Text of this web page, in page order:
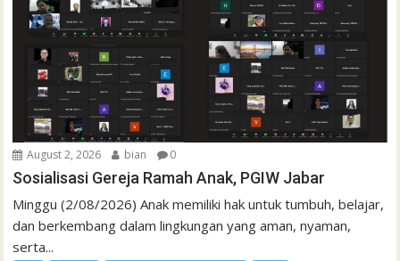
August 2, 2026 bian 0
Sosialisasi Gereja Ramah Anak, PGIW Jabar
Minggu (2/08/2026) Anak memiliki hak untuk tumbuh, belajar,
dan berkembang dalam lingkungan yang aman, nyaman,
serta...